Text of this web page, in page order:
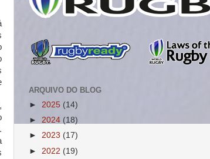
ARQUIVO DO BLOG
► 2025 (14)
► 2024 (18)
► 2023 (17)
► 2022 (19)